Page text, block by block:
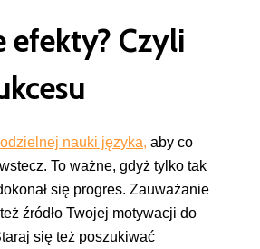
efekty? Czyli
nauki języka, aby co
To ważne, gdyż tylko tak
się progres. Zauważanie
źródło Twojej motywacji do
się też poszukiwać